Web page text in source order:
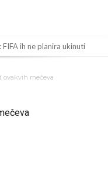
ih ne planira ukinuti
detalji i novčana isplata iz
ovakvih mečeva